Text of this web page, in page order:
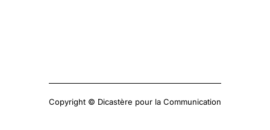
Copyright © Dicastère pour la Communication